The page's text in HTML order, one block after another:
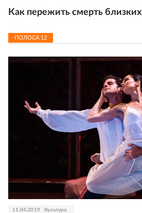
Как пережить смерть близких
ПОЛОСА 12
11.04.2019 Культура